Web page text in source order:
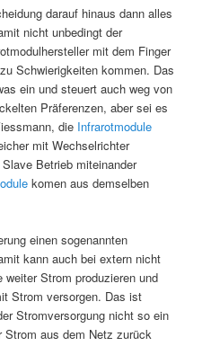
darauf hinaus dann alles
nicht unbedingt der
mit dem Finger
Schwierigkeiten kommen. Das
ein und steuert auch weg von
Präferenzen, aber sei es
die Infrarotmodule
mit Wechselrichter
Betrieb miteinander
komen aus demselben
einen sogenannten
kann auch bei extern nicht
Strom produzieren und
Strom versorgen. Das ist
Stromversorgung nicht so ein
Strom aus dem Netz zurück